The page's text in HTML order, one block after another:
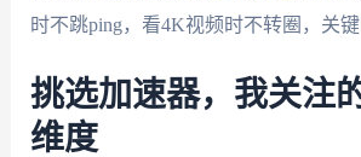
时不跳ping，看4K视频时不转圈，关键
挑选加速器，我关注
维度